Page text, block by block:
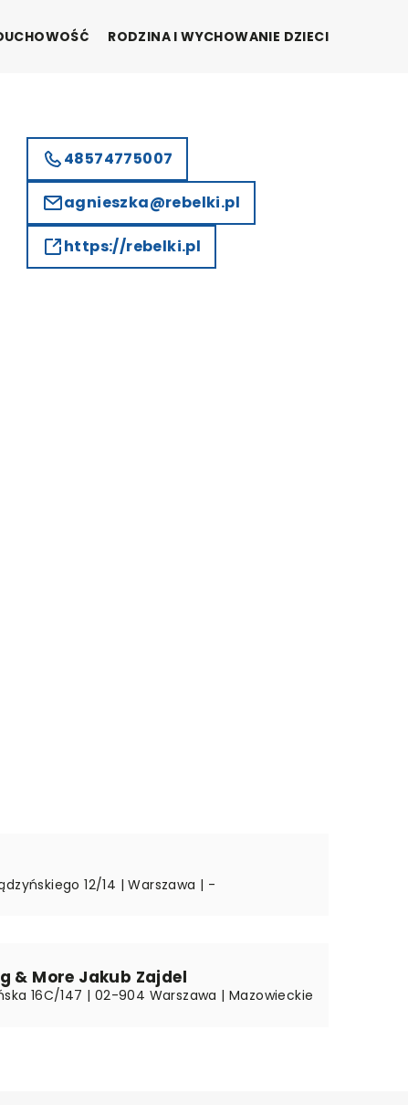
RODZINA I WYCHOWANIE DZIECI
48574775007
agnieszka@rebelki.pl
https://rebelki.pl
12/14 | Warszawa | -
& More Jakub Zajdel
16C/147 | 02-904 Warszawa | Mazowieckie